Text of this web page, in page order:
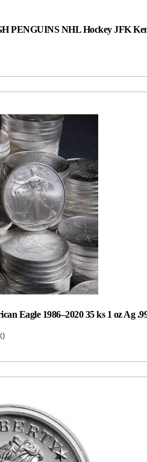
PENGUINS NHL Hockey JFK
Eagle 1986–2020 35 ks 1 oz Ag
)